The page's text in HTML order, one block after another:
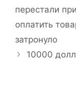
р
и
к
и
а
и
г
а
перестали
оплатить
затронуло
10000